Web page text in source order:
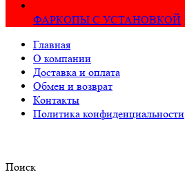
ФАРКОПЫ С УСТАНОВКОЙ
Главная
О компании
Доставка и оплата
Обмен и возврат
Контакты
Политика конфиденциальности
Поиск